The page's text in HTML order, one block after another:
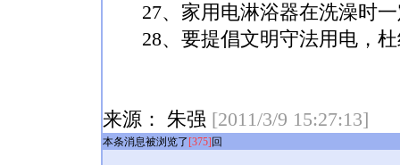
27、家用电淋浴器在洗澡时一
28、要提倡文明守法用电，杜
来源： 朱强 [2011/3/9 15:27:13]
本条消息被浏览了 [375] 回